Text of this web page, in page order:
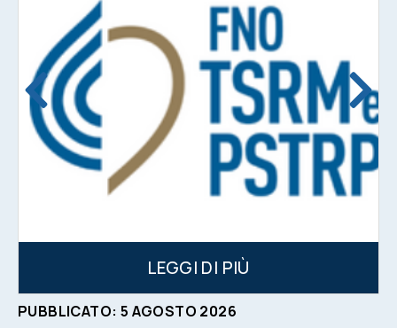
LEGGI DI PIÙ
PUBBLICATO: 5 AGOSTO 2026